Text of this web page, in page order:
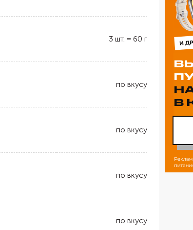
3 шт. = 60 г
по вкусу
по вкусу
по вкусу
по вкусу